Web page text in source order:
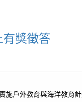
獎徵答
施戶外教育與海洋教育